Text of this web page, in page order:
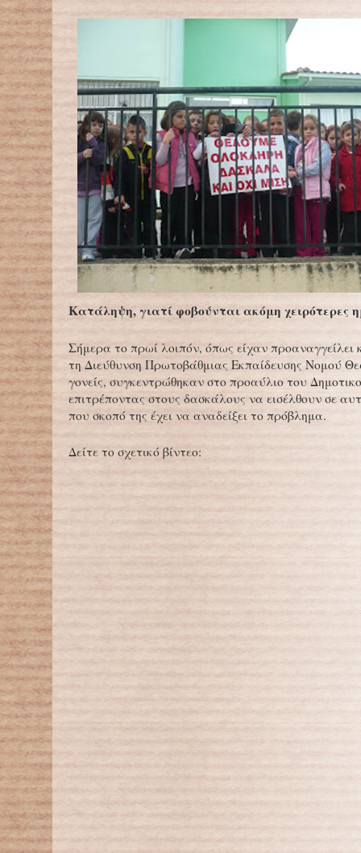
Κατάληψη, γιατί φοβούνται ακόμη χειρότερες
Σήμερα το πρωί λοιπόν, όπως είχαν προαναγγείλει
τη Διεύθυνση Πρωτοβάθμιας Εκπαίδευσης Νομού
γονείς, συγκεντρώθηκαν στο προαύλιο του
επιτρέποντας στους δασκάλους να εισέλθουν σε
που σκοπό της έχει να αναδείξει το πρόβλημα.
Δείτε το σχετικό βίντεο: